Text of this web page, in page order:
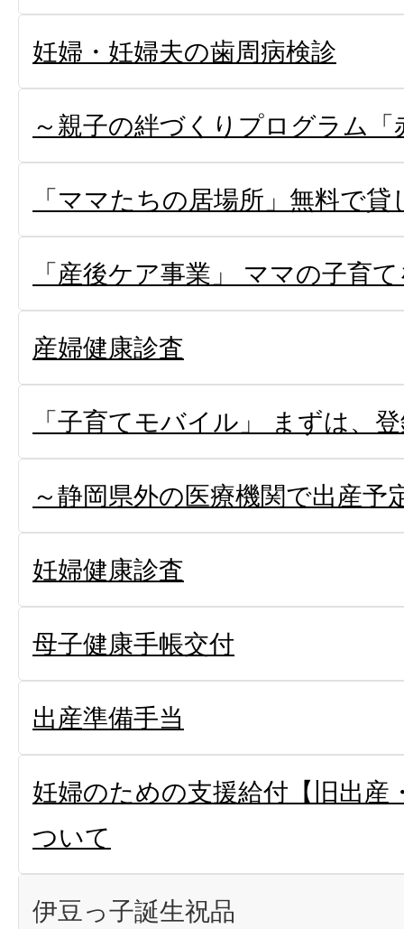
妊婦・妊婦夫の歯周病検診
～親子の絆づくりプログラム
「ママたちの居場所」無料で
「産後ケア事業」 ママの子育
産婦健康診査
「子育てモバイル」 まずは、
～静岡県外の医療機関で出産予
妊婦健康診査
母子健康手帳交付
出産準備手当
妊婦のための支援給付【旧出産
ついて
伊豆っ子誕生祝品